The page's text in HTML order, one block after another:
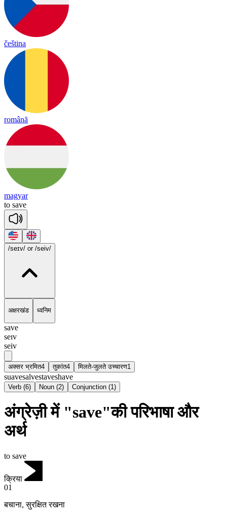
čeština
română
magyar
to save
/seɪv/ or /seiv/
अक्षरखंड ध्वनिम
save
seɪv
seiv
अक्सर भ्रमित4 तुकांत4 मिलते-जुलते उच्चारण1
suavesalvestaveshave
Verb (6) Noun (2) Conjunction (1)
अंग्रेज़ी में "save"की परिभाषा और
अर्थ
to save
क्रिया
01
बचाना,सुरक्षित रखना